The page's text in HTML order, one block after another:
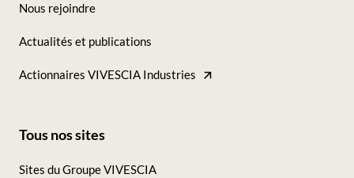
Nous rejoindre
Actualités et publications
Actionnaires VIVESCIA Industries
Tous nos sites
Sites du Groupe VIVESCIA